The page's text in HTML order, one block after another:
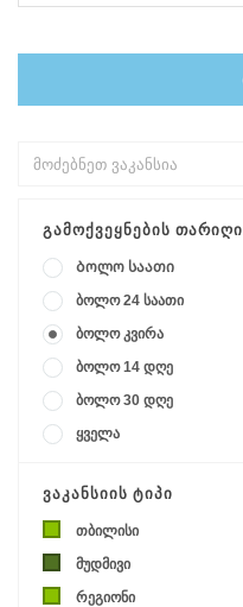
ᲒᲐᲛᲝᲥᲕᲔᲧᲜᲔᲑᲘᲡ ᲗᲐᲠᲘᲦᲘ
Ბოლო საათი
ბოლო 24 საათი
ბოლო კვირა
ბოლო 14 დღე
ბოლო 30 დღე
ყველა
ᲕᲐᲙᲐᲜᲡᲘᲘᲡ ᲢᲘᲞᲘ
თბილისი
მუდმივი
რეგიონი